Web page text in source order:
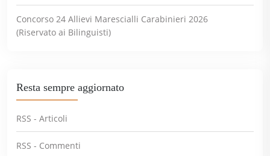
Concorso 24 Allievi Marescialli Carabinieri 2026
(Riservato ai Bilinguisti)
Resta sempre aggiornato
RSS - Articoli
RSS - Commenti